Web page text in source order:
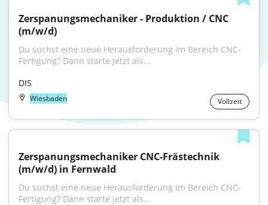
Zerspanungsmechaniker - Produktion / CNC
(m/w/d)
Du suchst eine neue Herausforderung im Bereich CNC-
Fertigung? Dann starte jetzt als...
DIS
Wiesbaden Vollzeit
Zerspanungsmechaniker CNC-Frästechnik
(m/w/d) in Fernwald
Du suchst eine neue Herausforderung im Bereich CNC-
Fertigung? Dann starte jetzt als...